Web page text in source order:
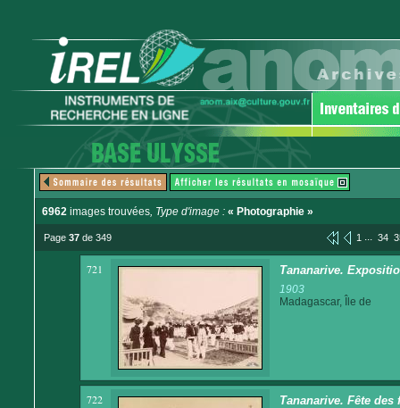
6962 images trouvées, Type d'image : « Photographie »
Page 37 de 349 1 ... 34
721 Tananarive.
1903
Madagascar, Île de
722 Tananarive. Fête des